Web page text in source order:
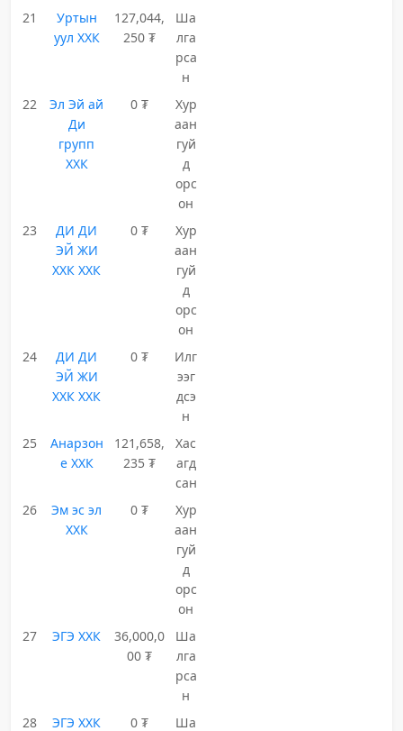
21
Уртын
уул ХХК
127,044,
250 ₮
Ша
лга
рса
н
22
Эл Эй ай
Ди
групп
ХХК
0 ₮
Хур
аан
гуй
д
орс
он
23
ДИ ДИ
ЭЙ ЖИ
ХХК ХХК
0 ₮
Хур
аан
гуй
д
орс
он
24
ДИ ДИ
ЭЙ ЖИ
ХХК ХХК
0 ₮
Илг
ээг
дсэ
н
25
Анарзон
е ХХК
121,658,
235 ₮
Хас
агд
сан
26
Эм эс эл
ХХК
0 ₮
Хур
аан
гуй
д
орс
он
27
ЭГЭ ХХК
36,000,0
00 ₮
Ша
лга
рса
н
28
ЭГЭ ХХК 0 ₮
Ша